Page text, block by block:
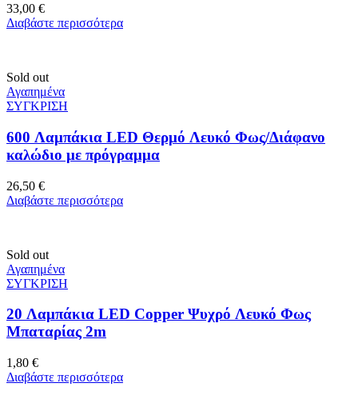
33,00 €
Διαβάστε περισσότερα
Sold out
Αγαπημένα
ΣΥΓΚΡΙΣΗ
600 Λαμπάκια LED Θερμό Λευκό Φως/Διάφανο
καλώδιο με πρόγραμμα
26,50 €
Διαβάστε περισσότερα
Sold out
Αγαπημένα
ΣΥΓΚΡΙΣΗ
20 Λαμπάκια LED Copper Ψυχρό Λευκό Φως
Μπαταρίας 2m
1,80 €
Διαβάστε περισσότερα